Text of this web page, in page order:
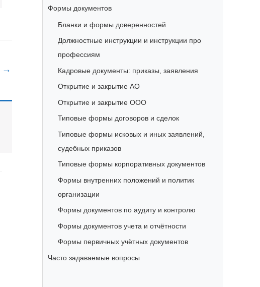
→
Формы документов
Бланки и формы доверенностей
Должностные инструкции и инструкции про
профессиям
Кадровые документы: приказы, заявления
Открытие и закрытие АО
Открытие и закрытие ООО
Типовые формы договоров и сделок
Типовые формы исковых и иных заявлений,
судебных приказов
Типовые формы корпоративных документов
Формы внутренних положений и политик
организации
Формы документов по аудиту и контролю
Формы документов учета и отчётности
Формы первичных учётных документов
Часто задаваемые вопросы